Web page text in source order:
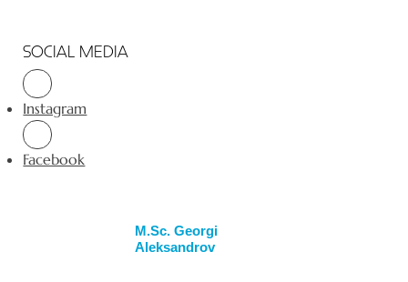
SOCIAL MEDIA
Instagram
Facebook
M.Sc. Georgi
Aleksandrov